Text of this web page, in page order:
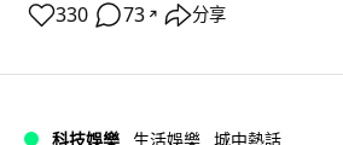
330 73 ↗ 分享
科技娛樂 生活娛樂 城中熱話